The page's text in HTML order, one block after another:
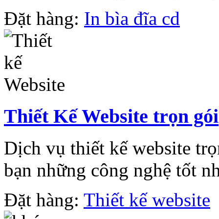
Đặt hàng: In bìa đĩa cd
Thiết Kế Website trọn gói
Dịch vụ thiết kế website
bạn những công nghệ tốt
Đặt hàng: Thiết kế website